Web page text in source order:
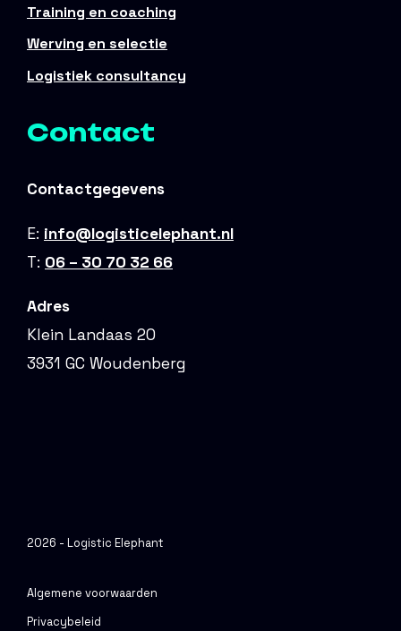
Training en coaching
Werving en selectie
Logistiek consultancy
Contact
Contactgegevens
E: info@logisticelephant.nl
T: 06 – 30 70 32 66
Adres
Klein Landaas 20
3931 GC Woudenberg
2026 - Logistic Elephant
Algemene voorwaarden
Privacybeleid